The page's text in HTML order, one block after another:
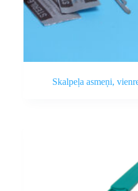
Skalpeļa asmeņi,